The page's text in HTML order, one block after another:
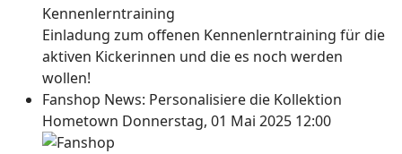
Einladung zum offenen Kennenlerntraining für die
aktiven Kickerinnen und die es noch werden
wollen!
Fanshop News: Personalisiere die Kollektion
Hometown Donnerstag, 01 Mai 2025 12:00